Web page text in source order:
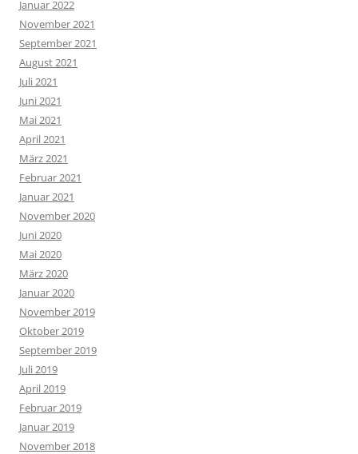
Januar 2022
November 2021
September 2021
August 2021
Juli 2021
Juni 2021
Mai 2021
April 2021
März 2021
Februar 2021
Januar 2021
November 2020
Juni 2020
Mai 2020
März 2020
Januar 2020
November 2019
Oktober 2019
September 2019
Juli 2019
April 2019
Februar 2019
Januar 2019
November 2018